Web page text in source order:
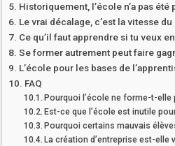
Historiquement, l’école n’a pas
Le vrai décalage, c’est la vitesse
Ce qu’il faut apprendre si tu veux
Se former autrement peut faire
L’école pour les bases de
FAQ
Pourquoi l’école ne forme-t-elle
Est-ce que l’école est inutile
Pourquoi certains mauvais
La création d’entreprise est-elle